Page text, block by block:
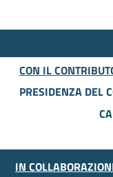
CON IL
PRESIDENZA DEL
IN